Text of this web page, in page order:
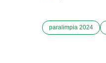
paralimpia 2024